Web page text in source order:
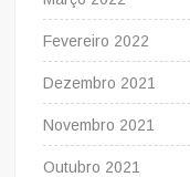
Fevereiro 2022
Dezembro 2021
Novembro 2021
Outubro 2021